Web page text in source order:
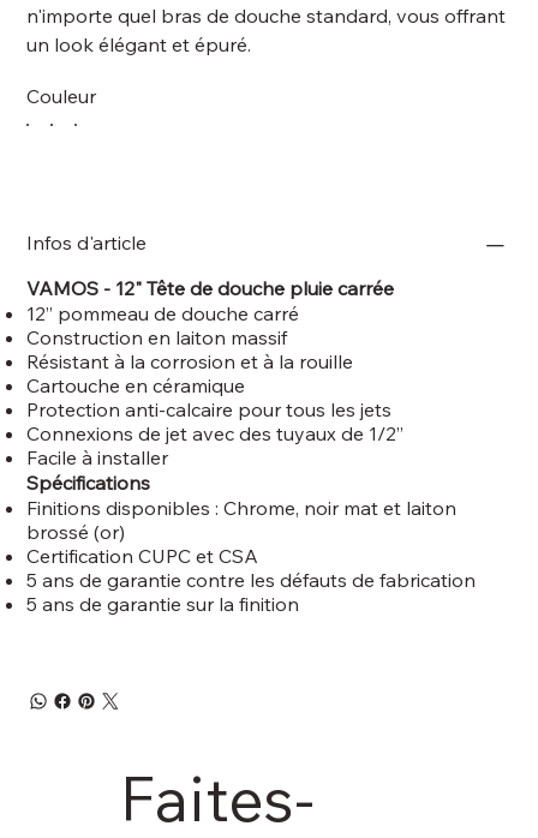
n'importe quel bras de douche standard, vous offrant
un look élégant et épuré.
Couleur
Infos d'article
VAMOS - 12" Tête de douche pluie carrée
12’’ pommeau de douche carré
Construction en laiton massif
Résistant à la corrosion et à la rouille
Cartouche en céramique
Protection anti-calcaire pour tous les jets
Connexions de jet avec des tuyaux de 1/2’’
Facile à installer
Spécifications
Finitions disponibles : Chrome, noir mat et laiton
brossé (or)
Certification CUPC et CSA
5 ans de garantie contre les défauts de fabrication
5 ans de garantie sur la finition
Faites-